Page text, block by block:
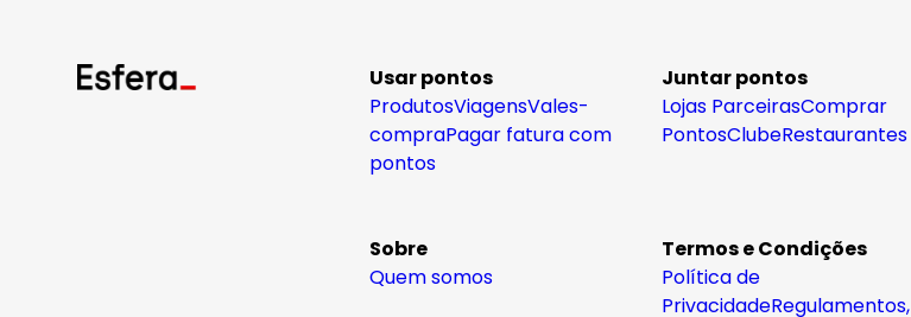
Usar pontos
ProdutosViagensVales-
compraPagar fatura com
pontos
Juntar pontos
Lojas ParceirasComprar
PontosClubeRestaurantes
Sobre
Quem somos
Termos e Condições
Política de
PrivacidadeRegulamentos,